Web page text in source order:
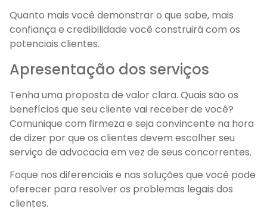
Quanto mais você demonstrar o que sabe, mais
confiança e credibilidade você construirá com os
potenciais clientes.
Apresentação dos serviços
Tenha uma proposta de valor clara. Quais são os
benefícios que seu cliente vai receber de você?
Comunique com firmeza e seja convincente na hora
de dizer por que os clientes devem escolher seu
serviço de advocacia em vez de seus concorrentes.
Foque nos diferenciais e nas soluções que você pode
oferecer para resolver os problemas legais dos
clientes.